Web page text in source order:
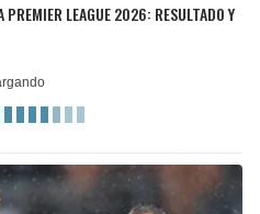
PREMIER LEAGUE 2026: RESULTADO Y